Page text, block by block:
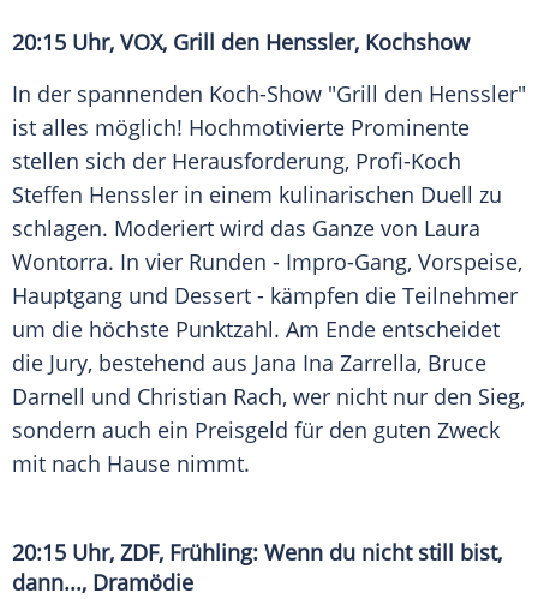
20:15 Uhr, VOX, Grill den Henssler, Kochshow
In der spannenden Koch-Show "Grill den Henssler"
ist alles möglich! Hochmotivierte Prominente
stellen sich der Herausforderung, Profi-Koch
Steffen Henssler in einem kulinarischen Duell zu
schlagen. Moderiert wird das Ganze von Laura
Wontorra. In vier Runden - Impro-Gang, Vorspeise,
Hauptgang und Dessert - kämpfen die Teilnehmer
um die höchste Punktzahl. Am Ende entscheidet
die Jury, bestehend aus Jana Ina Zarrella, Bruce
Darnell und Christian Rach, wer nicht nur den Sieg,
sondern auch ein Preisgeld für den guten Zweck
mit nach Hause nimmt.
20:15 Uhr, ZDF, Frühling: Wenn du nicht still bist,
dann..., Dramödie